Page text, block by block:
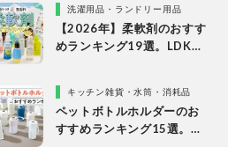
検証洗濯用品・ランドリー用品
【2026年】柔軟剤のおすす
めランキング19選。LDKが
キッチン雑貨・水筒・消耗品
ペットボトルホルダーのお
すすめランキング15選。